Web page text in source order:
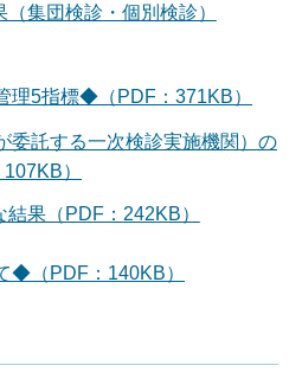
集団検診・個別検診）
理5指標◆（PDF：371KB）
託する一次検診実施機関）の
）
果（PDF：242KB）
◆（PDF：140KB）